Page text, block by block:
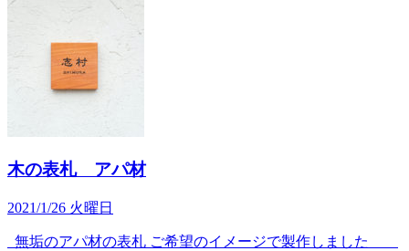
木の表札 アパ材
2021/1/26 火曜日
無垢のアパ材の表札 ご希望のイメージで製作しました